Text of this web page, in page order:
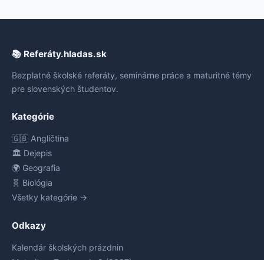
📚 Referáty.hladas.sk
Bezplatné školské referáty, seminárne práce a maturitné témy
pre slovenských študentov.
Kategórie
🇬🇧 Angličtina
🏛️ Dejepis
🌍 Geografia
🧬 Biológia
Všetky kategórie →
Odkazy
Kalendár školských prázdnin